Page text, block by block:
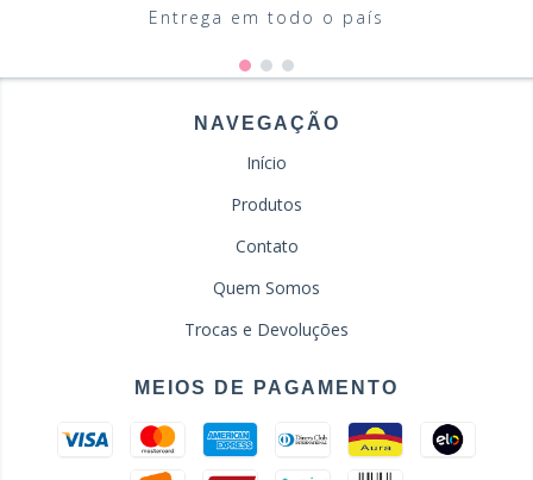
Entrega em todo o país
NAVEGAÇÃO
Início
Produtos
Contato
Quem Somos
Trocas e Devoluções
MEIOS DE PAGAMENTO